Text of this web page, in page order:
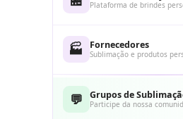
Plataforma de brindes
🏭 Fornecedores
Sublimação e produtos
💬 Grupos de
Participe da nossa